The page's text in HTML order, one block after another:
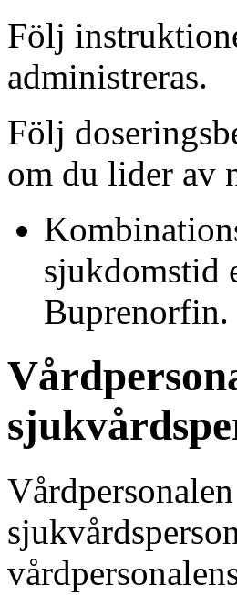
Följ
administreras.
Följ
om du lider av
sjukdomstid
Buprenorfin.